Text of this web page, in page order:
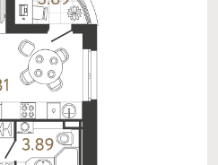
Банка Россия
взнос
20%